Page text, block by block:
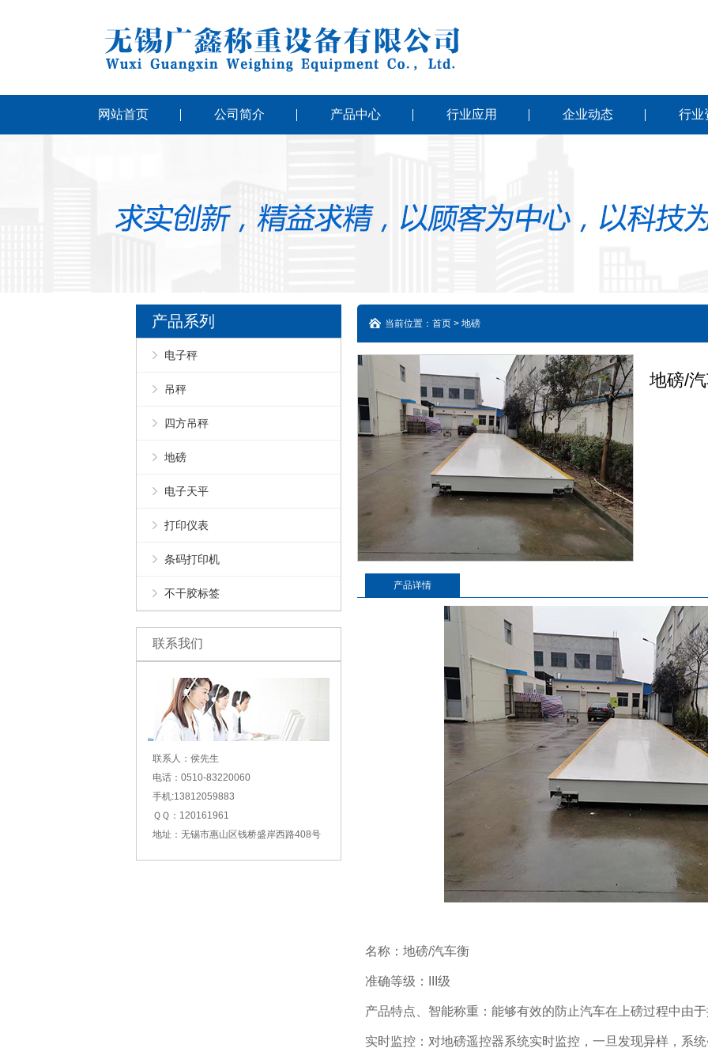
网站首页 公司简介 产品中心 行业应用 企业动态 行业
产品系列
电子秤
吊秤
四方吊秤
地磅
电子天平
打印仪表
条码打印机
不干胶标签
联系我们
联系人：侯先生
电话：0510-83220060
手机:13812059883
ＱＱ：120161961
地址：无锡市惠山区钱桥盛岸西路408号
当前位置：首页 > 地磅
地磅/
产品详情
名称：地磅/汽车衡
准确等级：III级
产品特点、智能称重：能够有效的防止汽车在上磅过程中由
实时监控：对地磅遥控器系统实时监控，一旦发现异样，系